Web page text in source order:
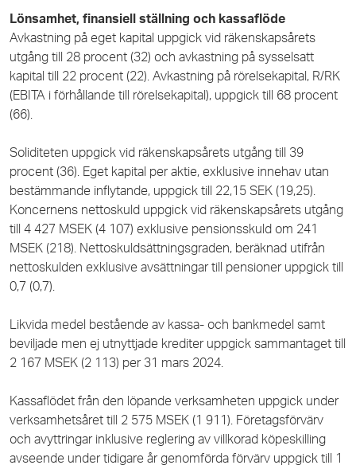
Lönsamhet, finansiell ställning och kassaflöde
Avkastning på eget kapital uppgick vid räkenskapsårets
utgång till 28 procent (32) och avkastning på sysselsatt
kapital till 22 procent (22). Avkastning på rörelsekapital, R/RK
(EBITA i förhållande till rörelsekapital), uppgick till 68 procent
(66).
Soliditeten uppgick vid räkenskapsårets utgång till 39
procent (36). Eget kapital per aktie, exklusive innehav utan
bestämmande inflytande, uppgick till 22,15 SEK (19,25).
Koncernens nettoskuld uppgick vid räkenskapsårets utgång
till 4 427 MSEK (4 107) exklusive pensionsskuld om 241
MSEK (218). Nettoskuldsättningsgraden, beräknad utifrån
nettoskulden exklusive avsättningar till pensioner uppgick till
0,7 (0,7).
Likvida medel bestående av kassa- och bankmedel samt
beviljade men ej utnyttjade krediter uppgick sammantaget till
2 167 MSEK (2 113) per 31 mars 2024.
Kassaflödet från den löpande verksamheten uppgick under
verksamhetsåret till 2 575 MSEK (1 911). Företagsförvärv
och avyttringar inklusive reglering av villkorad köpeskilling
avseende under tidigare år genomförda förvärv uppgick till
1